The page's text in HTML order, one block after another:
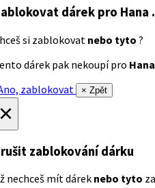
dárek pro Hana
si zablokovat nebo tyto ?
dárek pak nekoupí pro
zablokovat
× Zpět
zablokování dárku
nechceš mít dárek nebo tyto